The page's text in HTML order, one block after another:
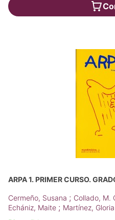
ARPA 1. PRIMER CURSO.
Cermeño, Susana ; Collado, M.
Echániz, Maite ; Martínez, Gloria